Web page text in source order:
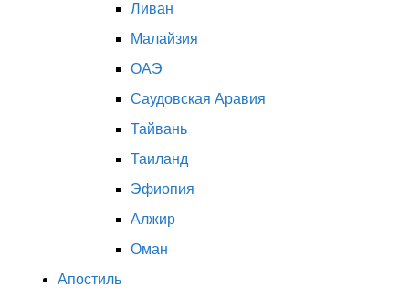
Ливан
Малайзия
ОАЭ
Саудовская Аравия
Тайвань
Таиланд
Эфиопия
Алжир
Оман
Апостиль